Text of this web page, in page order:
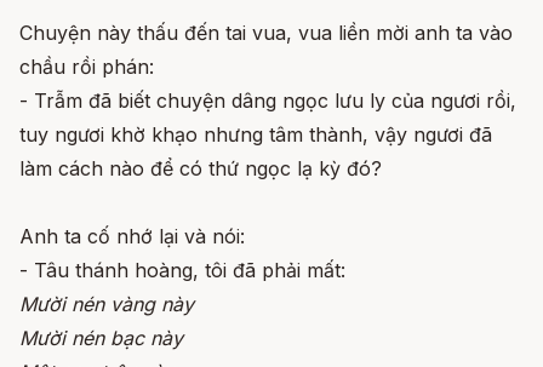
Chuyện này thấu đến tai vua, vua liền mời anh ta vào
chầu rồi phán:
- Trẫm đã biết chuyện dâng ngọc lưu ly của ngươi rồi,
tuy ngươi khờ khạo nhưng tâm thành, vậy ngươi đã
làm cách nào để có thứ ngọc lạ kỳ đó?
Anh ta cố nhớ lại và nói:
- Tâu thánh hoàng, tôi đã phải mất:
Mười nén vàng này
Mười nén bạc này